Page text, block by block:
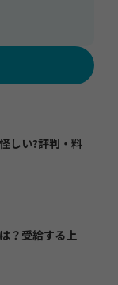
しい?評判・料
？受給する上